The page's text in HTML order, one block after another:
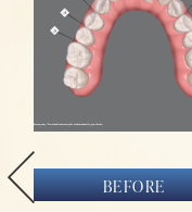
BEFORE
BEFORE
BEFORE
BEFORE
BEFORE
BEFORE
BEFORE